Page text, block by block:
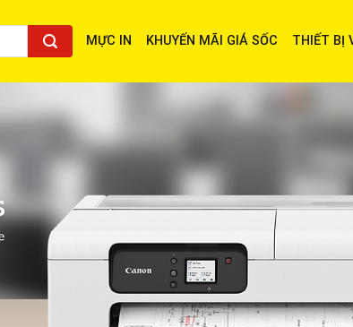
MỰC IN KHUYẾN MÃI GIÁ SỐC THIẾT BỊ